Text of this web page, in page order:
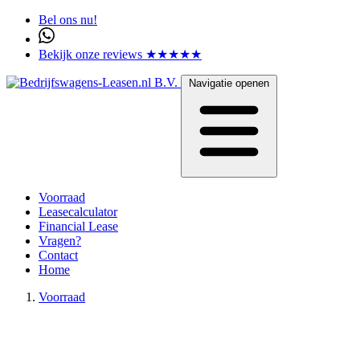
Bel ons nu!
Bekijk onze reviews ★★★★★
Navigatie openen
Voorraad
Leasecalculator
Financial Lease
Vragen?
Contact
Home
Voorraad